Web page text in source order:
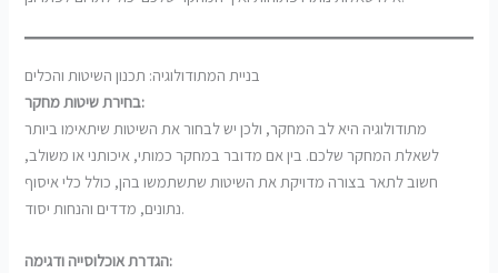
בניית המתודולוגיה: תכנון השיטות והכלים
בחירת שיטות מחקר:
מתודולוגיה היא לב המחקר, ולכן יש לבחור את השיטות שיתאימו ביותר
לשאלת המחקר שלכם. בין אם מדובר במחקר כמותי, איכותני או משולב,
חשוב לתאר בצורה מדויקת את השיטות שתשתמשו בהן, כולל כלי איסוף
נתונים, מדדים והנחות יסוד.
הגדרת אוכלוסייה ודגימה: